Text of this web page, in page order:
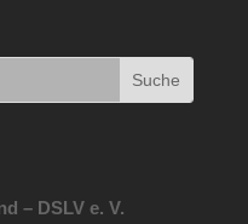
– DSLV e. V.